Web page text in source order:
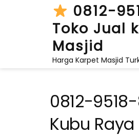
0812-
Toko Jual
Masjid
Harga Karpet Masjid
0812-
Kubu